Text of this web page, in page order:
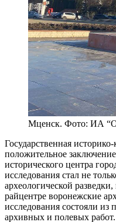
Мценск. Фото: ИА
Государственная
положительное
исторического центра
исследования стал не
археологической
райцентре воронежские
исследования состояли из
архивных и полевых работ.